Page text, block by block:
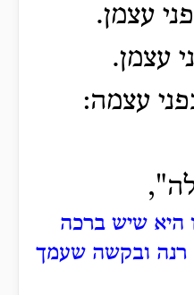
עצמן.
עצמן.
עצמה:
היא שיש ברכה
רנה ובקשה שעמך